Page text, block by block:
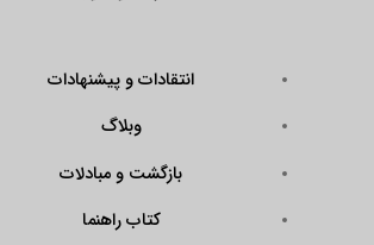
انتقادات و پیشنهادات
وبلاگ
بازگشت و مبادلات
کتاب راهنما